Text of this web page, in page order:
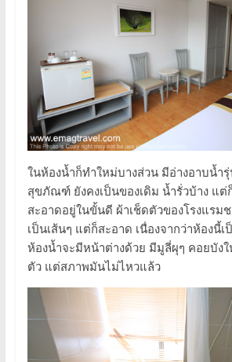
ในห้องน้ำก็ทำใหม่บางส่วน มีอ่างอาบน้ำ
สุขภัณฑ์ ยังคงเป็นของเดิม น้ำรั่วบ้าง แต่
สะอาดอยู่ในขั้นดี ผ้าเช็ดตัวของโรงแรม
เป็นเส้นๆ แต่ก็สะอาด เนื่องจากว่าห้องนี้
ห้องน้ำจะมีหน้าต่างด้วย มีมูลี่ผุๆ คอยบังใ
ตัว แต่สภาพมันไม่ไหวแล้ว